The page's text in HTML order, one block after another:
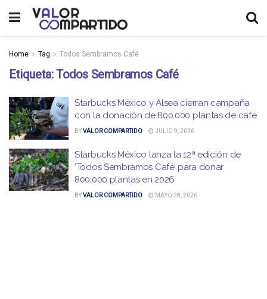
Home Tag Todos Sembramos Café
Etiqueta:Todos Sembramos Café
Starbucks México y Alsea cierran campaña
con la donación de 800,000 plantas de café
BYVALOR COMPARTIDO JULIO 9, 2026
Starbucks México lanza la 12ª edición de
‘Todos Sembramos Café’ para donar
800,000 plantas en 2026
BYVALOR COMPARTIDO MAYO 28, 2026